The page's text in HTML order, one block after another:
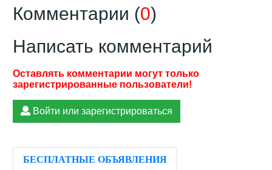
Комментарии (0)
Написать комментарий
Войти или зарегистрироваться
БЕСПЛАТНЫЕ ОБЪЯВЛЕНИЯ